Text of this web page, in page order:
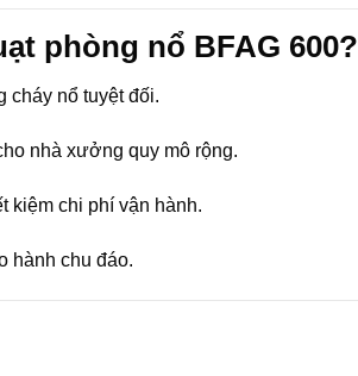
phòng nổ BFAG 600?
cháy nổ tuyệt đối.
nhà xưởng quy mô rộng.
kiệm chi phí vận hành.
hành chu đáo.